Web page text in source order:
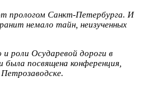
прологом Санкт-Петербурга. И
немало тайн, неизученных
роли Осударевой дороги в
была посвящена конференция,